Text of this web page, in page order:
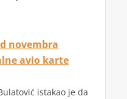
novembra
avio karte
istakao je da